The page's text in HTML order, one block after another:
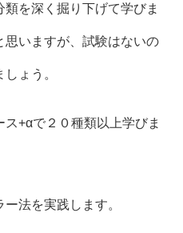
を深く掘り下げて学びま
いますが、試験はないの
ょう。
+αで２０種類以上学びま
法を実践します。